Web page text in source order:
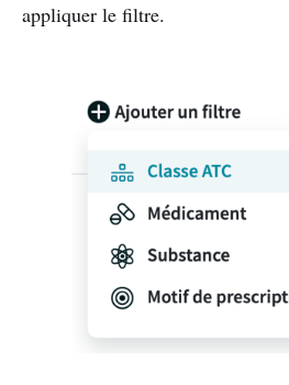
appliquer le filtre.